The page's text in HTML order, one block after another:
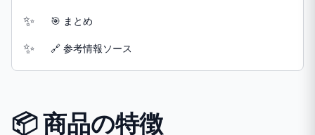
🎯 まとめ
🔗 参考情報ソース
📦 商品の特徴